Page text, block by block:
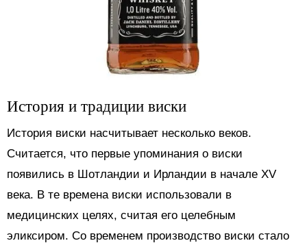
История и традиции виски
История виски насчитывает несколько веков.
Считается, что первые упоминания о виски
появились в Шотландии и Ирландии в начале XV
века. В те времена виски использовали в
медицинских целях, считая его целебным
эликсиром. Со временем производство виски стало